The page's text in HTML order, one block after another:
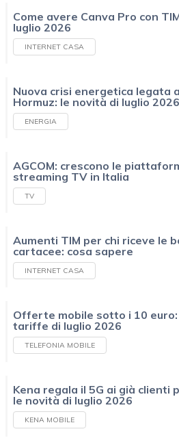
Come avere Canva Pro con
luglio 2026
INTERNET CASA
Nuova crisi energetica legata
Hormuz: le novità di luglio 2026
ENERGIA
AGCOM: crescono le
streaming TV in Italia
TV
Aumenti TIM per chi riceve le
cartacee: cosa sapere
INTERNET CASA
Offerte mobile sotto i 10
tariffe di luglio 2026
TELEFONIA MOBILE
Kena regala il 5G ai già clienti
le novità di luglio 2026
KENA MOBILE